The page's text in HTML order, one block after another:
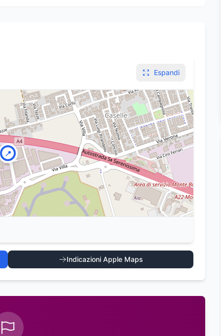
Espandi
📍
Indicazioni Apple Maps